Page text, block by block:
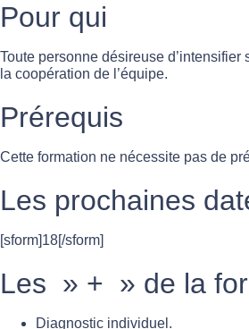
Pour qui
Toute personne désireuse
la coopération de l’équipe.
Prérequis
Cette formation ne nécessite pas de
Les prochaines
[sform]18[/sform]
Les » + » de la
Diagnostic individuel.